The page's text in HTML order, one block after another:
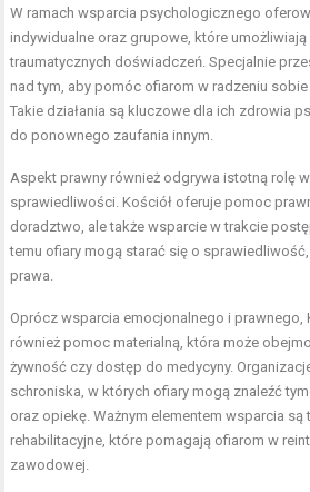
W ramach wsparcia psychologicznego
indywidualne oraz grupowe, które
traumatycznych doświadczeń. Specjalnie
nad tym, aby pomóc ofiarom w radzeniu sobie
Takie działania są kluczowe dla ich zdrowia
do ponownego zaufania innym.
Aspekt prawny również odgrywa istotną rolę
sprawiedliwości. Kościół oferuje pomoc
doradztwo, ale także wsparcie w trakcie
temu ofiary mogą starać się o
prawa.
Oprócz wsparcia emocjonalnego i prawnego,
również pomoc materialną, która może
żywność czy dostęp do medycyny.
schroniska, w których ofiary mogą znaleźć
oraz opiekę. Ważnym elementem wsparcia są
rehabilitacyjne, które pomagają ofiarom w
zawodowej.